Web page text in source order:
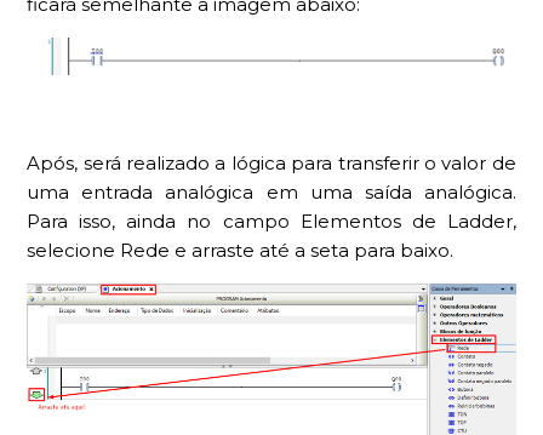
Após, será realizado a lógica para transferir o valor de
uma entrada analógica em uma saída analógica.
Para isso, ainda no campo Elementos de Ladder,
selecione Rede e arraste até a seta para baixo.